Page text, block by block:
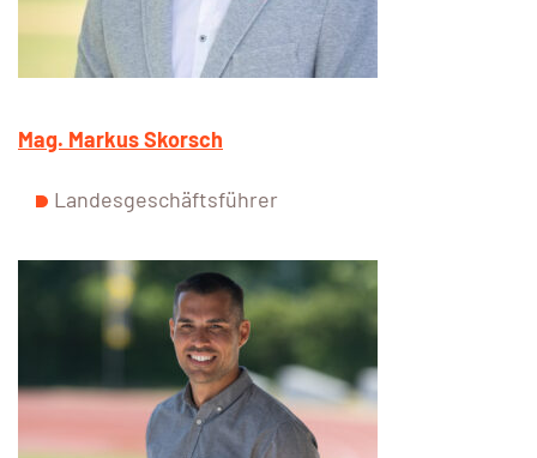
Mag. Markus Skorsch
Landesgeschäftsführer